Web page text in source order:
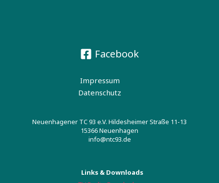
Facebook
Impressum
Datenschutz
Neuenhagener TC 93 e.V. Hildesheimer Straße 11-13
15366 Neuenhagen
info@ntc93.de
Links & Downloads